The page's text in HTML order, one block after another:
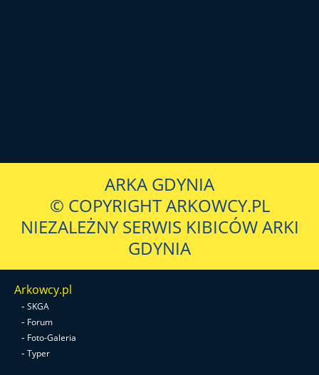
ARKA GDYNIA
© COPYRIGHT ARKOWCY.PL
NIEZALEŻNY SERWIS KIBICÓW ARKI
GDYNIA
Arkowcy.pl
- SKGA
- Forum
- Foto-Galeria
- Typer